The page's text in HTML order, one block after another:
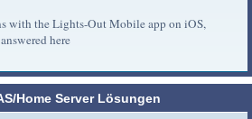
with the Lights-Out Mobile app on iOS,
here
Home Server Lösungen